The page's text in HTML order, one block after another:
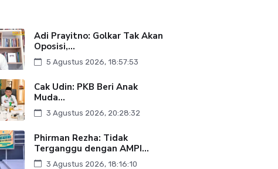
Adi Prayitno: Golkar Tak Akan
Oposisi,...
5 Agustus 2026, 18:57:53
Cak Udin: PKB Beri Anak
Muda...
3 Agustus 2026, 20:28:32
Phirman Rezha: Tidak
Terganggu dengan AMPI...
3 Agustus 2026, 18:16:10